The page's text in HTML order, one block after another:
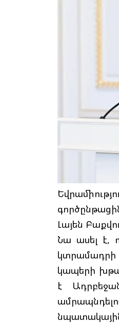
Լայեն
Նա ասել է,
կտրամադրի
կապերի
է
նպատակային